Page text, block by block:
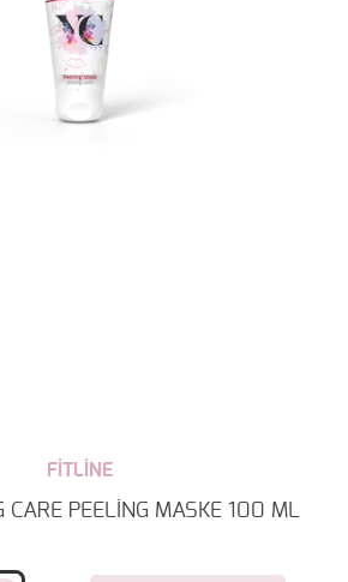
FİTLİNE
CARE PEELİNG MASKE 100 ML